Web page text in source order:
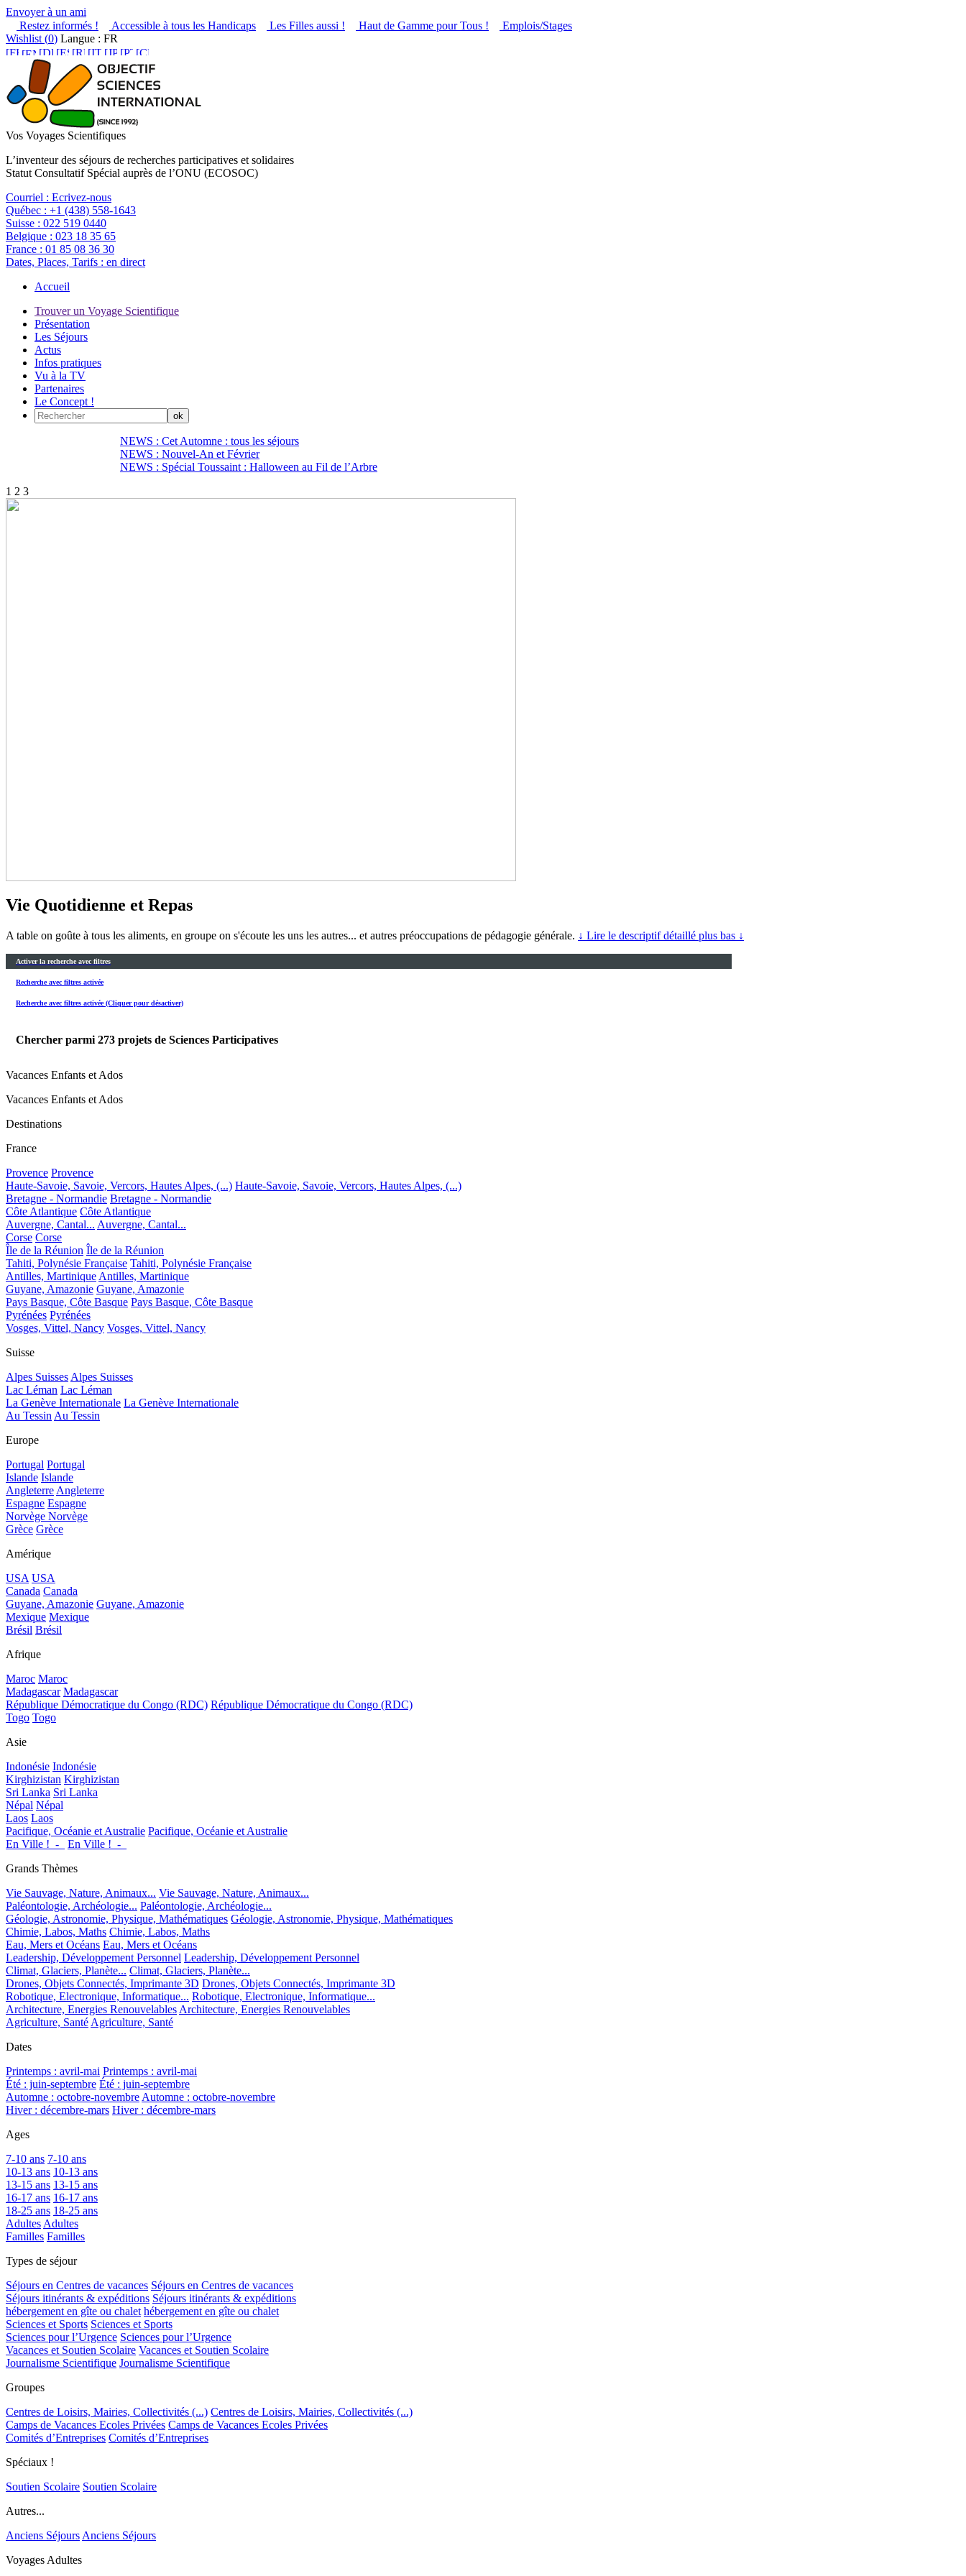
Envoyer à un ami
Restez informés !
Accessible à tous les Handicaps Les Filles aussi ! Haut de Gamme pour Tous !
Emplois/Stages
Wishlist (0) Langue : FR
Vos Voyages Scientifiques
L’inventeur des séjours de recherches participatives et solidaires
Statut Consultatif Spécial auprès de l’ONU (ECOSOC)
Courriel : Ecrivez-nous
Québec : +1 (438) 558-1643
Suisse : 022 519 0440
Belgique : 023 18 35 65
France : 01 85 08 36 30
Dates, Places, Tarifs : en direct
Accueil
Trouver un Voyage Scientifique
Présentation
Les Séjours
Actus
Infos pratiques
Vu à la TV
Partenaires
Le Concept !
NEWS : Cet Automne : tous les séjours
NEWS : Nouvel-An et Février
NEWS : Spécial Toussaint : Halloween au Fil de l’Arbre
1 2 3
Vie Quotidienne et Repas
A table on goûte à tous les aliments, en groupe on s'écoute les uns les autres... et autres préoccupations de pédagogie générale. ↓ Lire le descriptif détaillé plus bas ↓
Activer la recherche avec filtres
Recherche avec filtres activée
Recherche avec filtres activée (Cliquer pour désactiver)
Chercher parmi 273 projets de Sciences Participatives
Vacances Enfants et Ados
Vacances Enfants et Ados
Destinations
France
Provence Provence
Haute-Savoie, Savoie, Vercors, Hautes Alpes, (...) Haute-Savoie, Savoie, Vercors, Hautes Alpes, (...)
Bretagne - Normandie Bretagne - Normandie
Côte Atlantique Côte Atlantique
Auvergne, Cantal... Auvergne, Cantal...
Corse Corse
Île de la Réunion Île de la Réunion
Tahiti, Polynésie Française Tahiti, Polynésie Française
Antilles, Martinique Antilles, Martinique
Guyane, Amazonie Guyane, Amazonie
Pays Basque, Côte Basque Pays Basque, Côte Basque
Pyrénées Pyrénées
Vosges, Vittel, Nancy Vosges, Vittel, Nancy
Suisse
Alpes Suisses Alpes Suisses
Lac Léman Lac Léman
La Genève Internationale La Genève Internationale
Au Tessin Au Tessin
Europe
Portugal Portugal
Islande Islande
Angleterre Angleterre
Espagne Espagne
Norvège Norvège
Grèce Grèce
Amérique
USA USA
Canada Canada
Guyane, Amazonie Guyane, Amazonie
Mexique Mexique
Brésil Brésil
Afrique
Maroc Maroc
Madagascar Madagascar
République Démocratique du Congo (RDC) République Démocratique du Congo (RDC)
Togo Togo
Asie
Indonésie Indonésie
Kirghizistan Kirghizistan
Sri Lanka Sri Lanka
Népal Népal
Laos Laos
Pacifique, Océanie et Australie Pacifique, Océanie et Australie
En Ville !_-_
En Ville !_-_
Grands Thèmes
Vie Sauvage, Nature, Animaux... Vie Sauvage, Nature, Animaux...
Paléontologie, Archéologie... Paléontologie, Archéologie...
Géologie, Astronomie, Physique, Mathématiques Géologie, Astronomie, Physique, Mathématiques
Chimie, Labos, Maths Chimie, Labos, Maths
Eau, Mers et Océans Eau, Mers et Océans
Leadership, Développement Personnel Leadership, Développement Personnel
Climat, Glaciers, Planète... Climat, Glaciers, Planète...
Drones, Objets Connectés, Imprimante 3D Drones, Objets Connectés, Imprimante 3D
Robotique, Electronique, Informatique... Robotique, Electronique, Informatique...
Architecture, Energies Renouvelables Architecture, Energies Renouvelables
Agriculture, Santé Agriculture, Santé
Dates
Printemps : avril-mai Printemps : avril-mai
Été : juin-septembre Été : juin-septembre
Automne : octobre-novembre Automne : octobre-novembre
Hiver : décembre-mars Hiver : décembre-mars
Ages
7-10 ans 7-10 ans
10-13 ans 10-13 ans
13-15 ans 13-15 ans
16-17 ans 16-17 ans
18-25 ans 18-25 ans
Adultes Adultes
Familles Familles
Types de séjour
Séjours en Centres de vacances Séjours en Centres de vacances
Séjours itinérants & expéditions Séjours itinérants & expéditions
hébergement en gîte ou chalet hébergement en gîte ou chalet
Sciences et Sports Sciences et Sports
Sciences pour l’Urgence Sciences pour l’Urgence
Vacances et Soutien Scolaire Vacances et Soutien Scolaire
Journalisme Scientifique Journalisme Scientifique
Groupes
Centres de Loisirs, Mairies, Collectivités (...) Centres de Loisirs, Mairies, Collectivités (...)
Camps de Vacances Ecoles Privées Camps de Vacances Ecoles Privées
Comités d’Entreprises Comités d’Entreprises
Spéciaux !
Soutien Scolaire Soutien Scolaire
Autres...
Anciens Séjours Anciens Séjours
Voyages Adultes